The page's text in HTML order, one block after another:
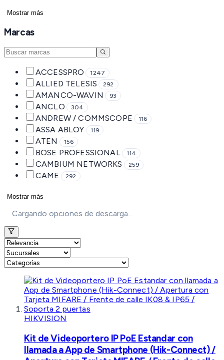
Mostrar más
Marcas
ACCESSPRO 1247
ALLIED TELESIS 292
AMANCO-WAVIN 93
ANCLO 304
ANDREW / COMMSCOPE 116
ASSA ABLOY 119
ATEN 156
BOSE PROFESSIONAL 114
CAMBIUM NETWORKS 259
CAME 292
Mostrar más
Cargando opciones de descarga...
HIKVISION
Kit de Videoportero IP PoE Estandar con
llamada a App de Smartphone (Hik-Connect) /